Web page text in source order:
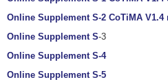
Online Supplement S-2 CoTiMA V1.4
Online Supplement S-3
Online Supplement S-4
Online Supplement S-5